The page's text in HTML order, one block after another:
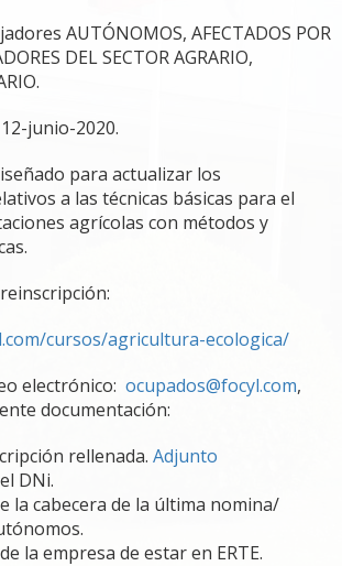
AUTÓNOMOS, AFECTADOS POR
DEL SECTOR AGRARIO,
junio-2020.
para actualizar los
a las técnicas básicas para el
agrícolas con métodos y
cursos/agricultura-ecologica/
electrónico: ocupados@focyl.com,
documentación:
rellenada. Adjunto
DNi.
la cabecera de la última nomina/
la empresa de estar en ERTE.